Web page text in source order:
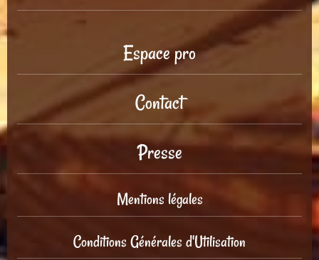
Espace pro
Contact
Presse
Mentions légales
Conditions Générales d'Utilisation